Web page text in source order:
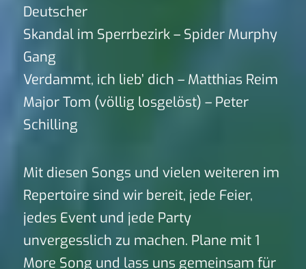
Deutscher
Skandal im Sperrbezirk – Spider Murphy
Gang
Verdammt, ich lieb’ dich – Matthias Reim
Major Tom (völlig losgelöst) – Peter
Schilling
Mit diesen Songs und vielen weiteren im
Repertoire sind wir bereit, jede Feier,
jedes Event und jede Party
unvergesslich zu machen. Plane mit 1
More Song und lass uns gemeinsam für